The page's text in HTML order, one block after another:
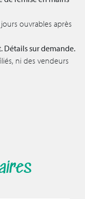
ouvrables après
Détails sur demande.
ni des vendeurs